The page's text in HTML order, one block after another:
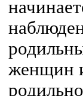
женщин